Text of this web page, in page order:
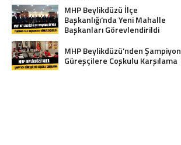
MHP Beylikdüzü İlçe
Başkanlığı’nda Yeni Mahalle
Başkanları Görevlendirildi
MHP Beylikdüzü’nden Şampiyon
Güreşçilere Coşkulu Karşılama